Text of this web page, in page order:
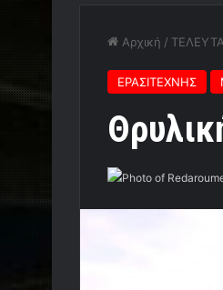
Αρχική /
ΕΡΑΣΙΤΕΧΝΗΣ